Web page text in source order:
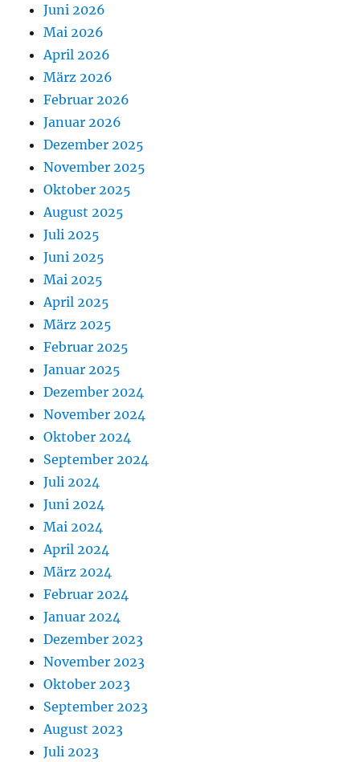
Juni 2026
Mai 2026
April 2026
März 2026
Februar 2026
Januar 2026
Dezember 2025
November 2025
Oktober 2025
August 2025
Juli 2025
Juni 2025
Mai 2025
April 2025
März 2025
Februar 2025
Januar 2025
Dezember 2024
November 2024
Oktober 2024
September 2024
Juli 2024
Juni 2024
Mai 2024
April 2024
März 2024
Februar 2024
Januar 2024
Dezember 2023
November 2023
Oktober 2023
September 2023
August 2023
Juli 2023